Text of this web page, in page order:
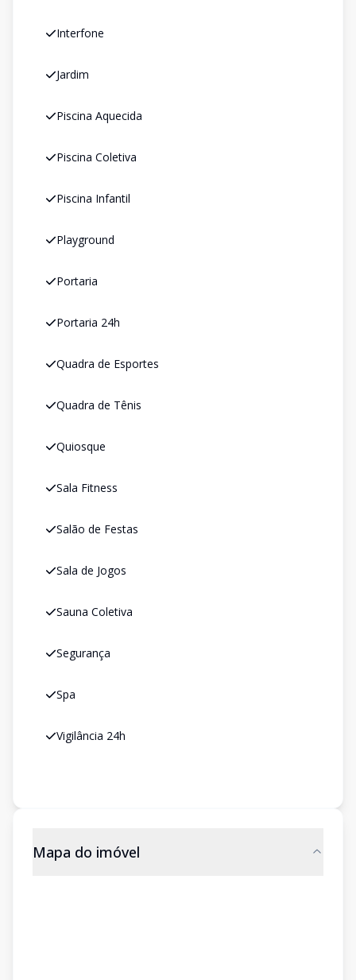
Interfone
Jardim
Piscina Aquecida
Piscina Coletiva
Piscina Infantil
Playground
Portaria
Portaria 24h
Quadra de Esportes
Quadra de Tênis
Quiosque
Sala Fitness
Salão de Festas
Sala de Jogos
Sauna Coletiva
Segurança
Spa
Vigilância 24h
Mapa do imóvel